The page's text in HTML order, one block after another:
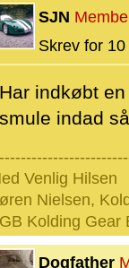
SJN
Skrev for
Har indkøbt
smule indad
Venlig Hilsen
Nielsen,
Kolding Gear
Dogfather